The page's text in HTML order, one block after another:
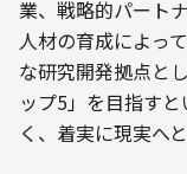
業、戦略的パート
人材の育成によっ
な研究開発拠点と
ップ5」を目指す
く、着実に現実へ